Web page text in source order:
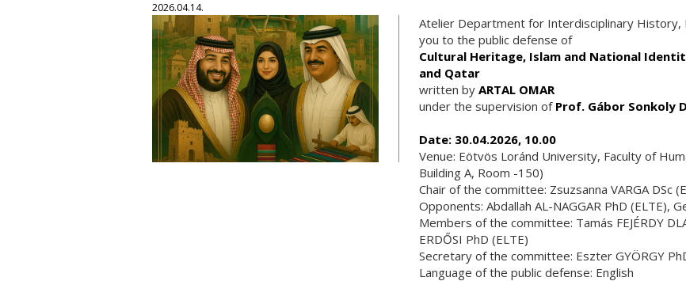
2026.04.14.
Atelier Department for Interdisciplinary History,
you to the public defense of
Cultural Heritage, Islam and National
and Qatar
written by ARTAL OMAR
under the supervision of Prof. Gábor Sonkoly
Date: 30.04.2026, 10.00
Venue: Eötvös Loránd University, Faculty of
Building A, Room -150)
Chair of the committee: Zsuzsanna VARGA DSc
Opponents: Abdallah AL-NAGGAR PhD (ELTE),
Members of the committee: Tamás FEJÉRDY
ERDŐSI PhD (ELTE)
Secretary of the committee: Eszter GYÖRGY
Language of the public defense: English